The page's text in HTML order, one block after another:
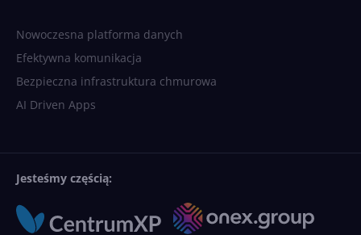
Nowoczesna platforma danych
Efektywna komunikacja
Bezpieczna infrastruktura chmurowa
AI Driven Apps
Jesteśmy częścią: